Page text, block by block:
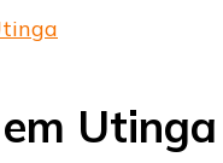
Utinga